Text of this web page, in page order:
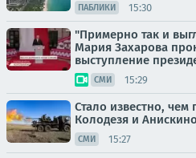
ПАБЛИКИ 15:30
"Примерно так и
Мария Захарова
выступление
СМИ 15:29
Стало известно, чем
Колодезя и
СМИ 15:27